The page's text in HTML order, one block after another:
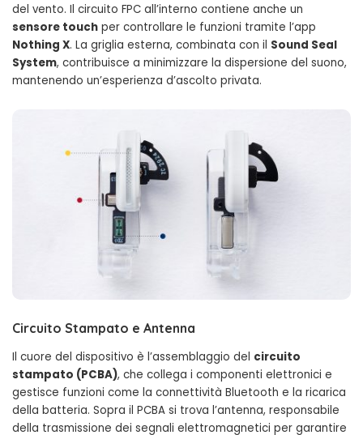
del vento. Il circuito FPC all’interno contiene anche un
sensore touch per controllare le funzioni tramite l’app
Nothing X. La griglia esterna, combinata con il Sound Seal
System, contribuisce a minimizzare la dispersione del suono,
mantenendo un’esperienza d’ascolto privata.
Circuito Stampato e Antenna
Il cuore del dispositivo è l’assemblaggio del circuito
stampato (PCBA), che collega i componenti elettronici e
gestisce funzioni come la connettività Bluetooth e la ricarica
della batteria. Sopra il PCBA si trova l’antenna, responsabile
della trasmissione dei segnali elettromagnetici per garantire